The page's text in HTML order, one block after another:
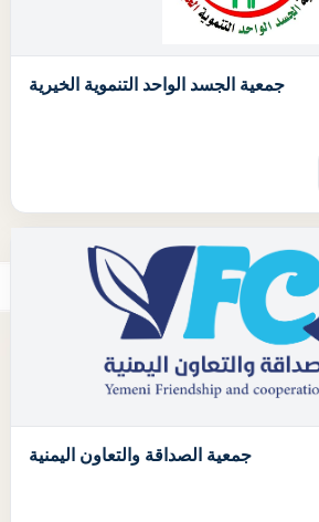
جمعية الجسد الواحد التنموية الخيرية
جمعية الصداقة والتعاون اليمنية